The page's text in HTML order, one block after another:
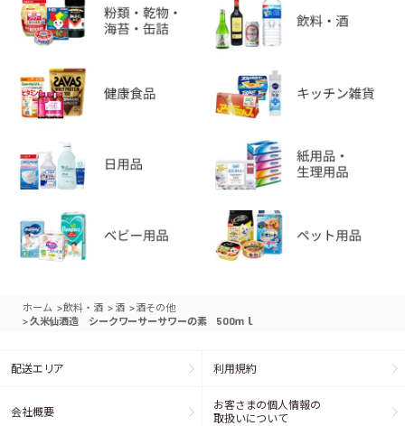
ホーム >飲料・酒 > 酒 >酒その他
>久米仙酒造 シークワーサーサワーの素 500ｍｌ
配送エリア 利用規約
会社概要
お客さまの個人情報の
取扱いについて